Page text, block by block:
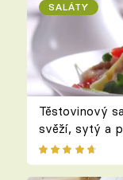
SALÁTY
Těstovinový
svěží, sytý a